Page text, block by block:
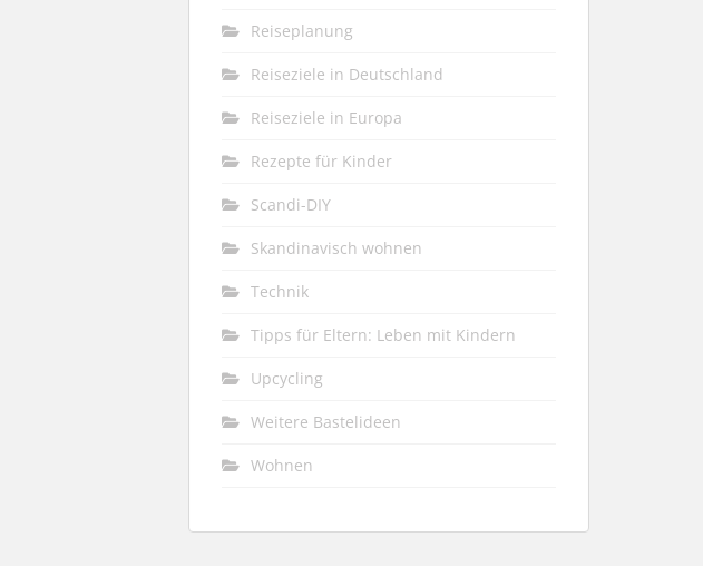
Reiseplanung
Reiseziele in Deutschland
Reiseziele in Europa
Rezepte für Kinder
Scandi-DIY
Skandinavisch wohnen
Technik
Tipps für Eltern: Leben mit Kindern
Upcycling
Weitere Bastelideen
Wohnen